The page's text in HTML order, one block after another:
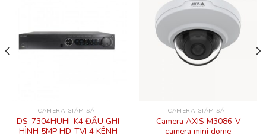
CAMERA GIÁM SÁT
DS-7304HUHI-K4 ĐẦU GHI
HÌNH 5MP HD-TVI 4 KÊNH
CAMERA GIÁM SÁT
Camera AXIS M3086-V
camera mini dome